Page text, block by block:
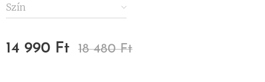
Szín
14 990 Ft 18 480Ft